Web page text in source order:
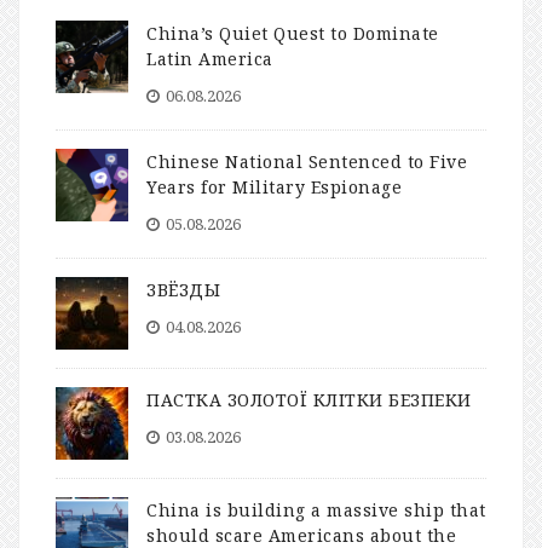
China’s Quiet Quest to Dominate
Latin America
06.08.2026
Chinese National Sentenced to Five
Years for Military Espionage
05.08.2026
ЗВЁЗДЫ
04.08.2026
ПАСТКА ЗОЛОТОЇ КЛІТКИ БЕЗПЕКИ
03.08.2026
China is building a massive ship that
should scare Americans about the